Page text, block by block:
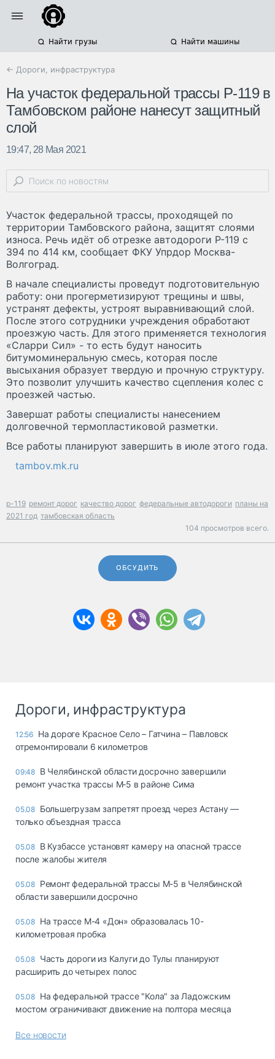
Найти грузы Найти машины
← Дороги, инфраструктура
На участок федеральной трассы Р-119 в
Тамбовском районе нанесут защитный
слой
19:47, 28 Мая 2021
Участок федеральной трассы, проходящей по
территории Тамбовского района, защитят слоями
износа. Речь идёт об отрезке автодороги Р-119 с
394 по 414 км, сообщает ФКУ Упрдор Москва-
Волгоград.
В начале специалисты проведут подготовительную
работу: они прогерметизируют трещины и швы,
устранят дефекты, устроят выравнивающий слой.
После этого сотрудники учреждения обработают
проезжую часть. Для этого применяется технология
«Сларри Сил» - то есть будут наносить
битумоминеральную смесь, которая после
высыхания образует твердую и прочную структуру.
Это позволит улучшить качество сцепления колес с
проезжей частью.
Завершат работы специалисты нанесением
долговечной термопластиковой разметки.
Все работы планируют завершить в июле этого года.
tambov.mk.ru
р-119 ремонт дорог качество дорог федеральные автодороги планы на
2021 год тамбовская область
104 просмотров всего.
ОБСУДИТЬ
Дороги, инфраструктура
12:56 На дороге Красное Село – Гатчина – Павловск
отремонтировали 6 километров
09:48 В Челябинской области досрочно завершили
ремонт участка трассы М‑5 в районе Сима
05.08 Большегрузам запретят проезд через Астану —
только объездная трасса
05.08 В Кузбассе установят камеру на опасной трассе
после жалобы жителя
05.08 Ремонт федеральной трассы М-5 в Челябинской
области завершили досрочно
05.08 На трассе М-4 «Дон» образовалась 10-
километровая пробка
05.08 Часть дороги из Калуги до Тулы планируют
расширить до четырех полос
05.08 На федеральной трассе "Кола" за Ладожским
мостом ограничивают движение на полтора месяца
Все новости